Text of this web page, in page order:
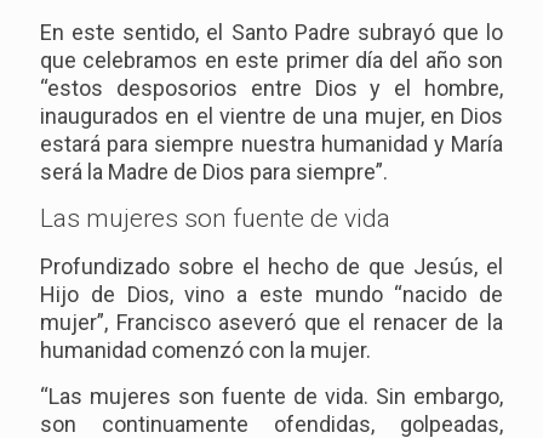
En este sentido, el Santo Padre subrayó que lo
que celebramos en este primer día del año son
“estos desposorios entre Dios y el hombre,
inaugurados en el vientre de una mujer, en Dios
estará para siempre nuestra humanidad y María
será la Madre de Dios para siempre”.
Las mujeres son fuente de vida
Profundizado sobre el hecho de que Jesús, el
Hijo de Dios, vino a este mundo “nacido de
mujer”, Francisco aseveró que el renacer de la
humanidad comenzó con la mujer.
“Las mujeres son fuente de vida. Sin embargo,
son continuamente ofendidas, golpeadas,